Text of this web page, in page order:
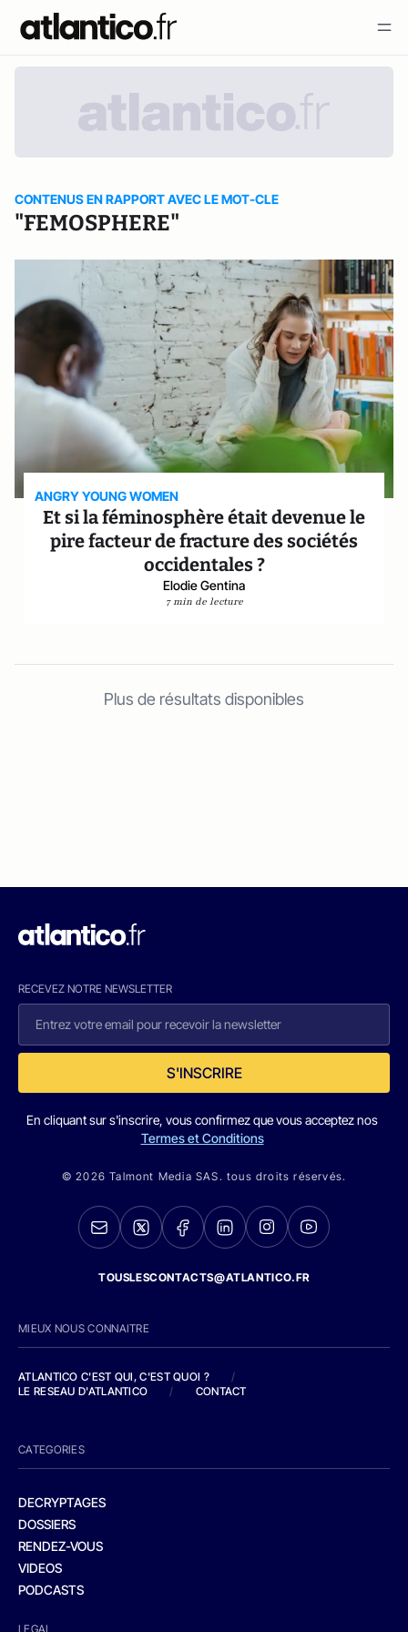
CONTENUS EN RAPPORT AVEC LE MOT-CLE
"FEMOSPHERE"
ANGRY YOUNG WOMEN
Et si la féminosphère était devenue le
pire facteur de fracture des sociétés
occidentales ?
Elodie Gentina
7 min de lecture
Plus de résultats disponibles
RECEVEZ NOTRE NEWSLETTER
S'INSCRIRE
En cliquant sur s'inscrire, vous confirmez que vous acceptez nos
Termes et Conditions
© 2026 Talmont Media SAS. tous droits réservés.
TOUSLESCONTACTS@ATLANTICO.FR
MIEUX NOUS CONNAITRE
ATLANTICO C'EST QUI, C'EST QUOI ?
/
LE RESEAU D'ATLANTICO
/ CONTACT
CATEGORIES
DECRYPTAGES
DOSSIERS
RENDEZ-VOUS
VIDEOS
PODCASTS
LEGAL